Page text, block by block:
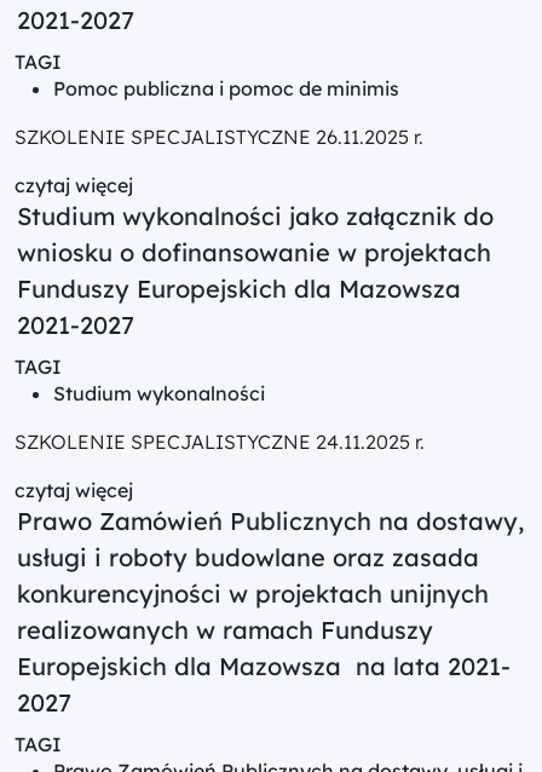
2021-2027
TAGI
Pomoc publiczna i pomoc de minimis
SZKOLENIE SPECJALISTYCZNE 26.11.2025 r.
czytaj więcej
Studium wykonalności jako załącznik do
wniosku o dofinansowanie w projektach
Funduszy Europejskich dla Mazowsza
2021-2027
TAGI
Studium wykonalności
SZKOLENIE SPECJALISTYCZNE 24.11.2025 r.
czytaj więcej
Prawo Zamówień Publicznych na dostawy,
usługi i roboty budowlane oraz zasada
konkurencyjności w projektach unijnych
realizowanych w ramach Funduszy
Europejskich dla Mazowsza na lata 2021-
2027
TAGI